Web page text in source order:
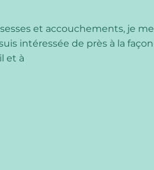
et accouchements, je me
intéressée de près à la façon
et à